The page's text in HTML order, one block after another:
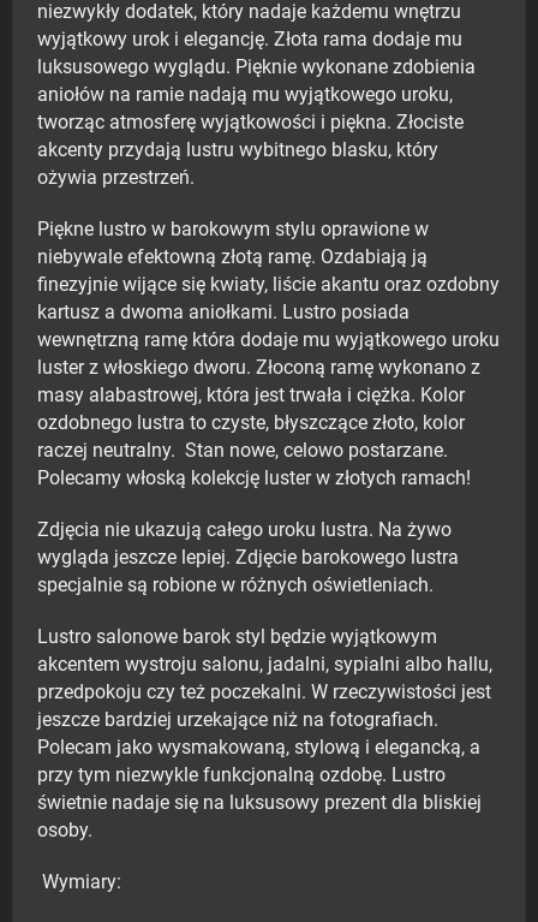
niezwykły dodatek, który nadaje każdemu wnętrzu
wyjątkowy urok i elegancję. Złota rama dodaje mu
luksusowego wyglądu. Pięknie wykonane zdobienia
aniołów na ramie nadają mu wyjątkowego uroku,
tworząc atmosferę wyjątkowości i piękna. Złociste
akcenty przydają lustru wybitnego blasku, który
ożywia przestrzeń.
Piękne lustro w barokowym stylu oprawione w
niebywale efektowną złotą ramę. Ozdabiają ją
finezyjnie wijące się kwiaty, liście akantu oraz ozdobny
kartusz a dwoma aniołkami. Lustro posiada
wewnętrzną ramę która dodaje mu wyjątkowego uroku
luster z włoskiego dworu. Złoconą ramę wykonano z
masy alabastrowej, która jest trwała i ciężka. Kolor
ozdobnego lustra to czyste, błyszczące złoto, kolor
raczej neutralny. Stan nowe, celowo postarzane.
Polecamy włoską kolekcję luster w złotych ramach!
Zdjęcia nie ukazują całego uroku lustra. Na żywo
wygląda jeszcze lepiej. Zdjęcie barokowego lustra
specjalnie są robione w różnych oświetleniach.
Lustro salonowe barok styl będzie wyjątkowym
akcentem wystroju salonu, jadalni, sypialni albo hallu,
przedpokoju czy też poczekalni. W rzeczywistości jest
jeszcze bardziej urzekające niż na fotografiach.
Polecam jako wysmakowaną, stylową i elegancką, a
przy tym niezwykle funkcjonalną ozdobę. Lustro
świetnie nadaje się na luksusowy prezent dla bliskiej
osoby.
Wymiary: